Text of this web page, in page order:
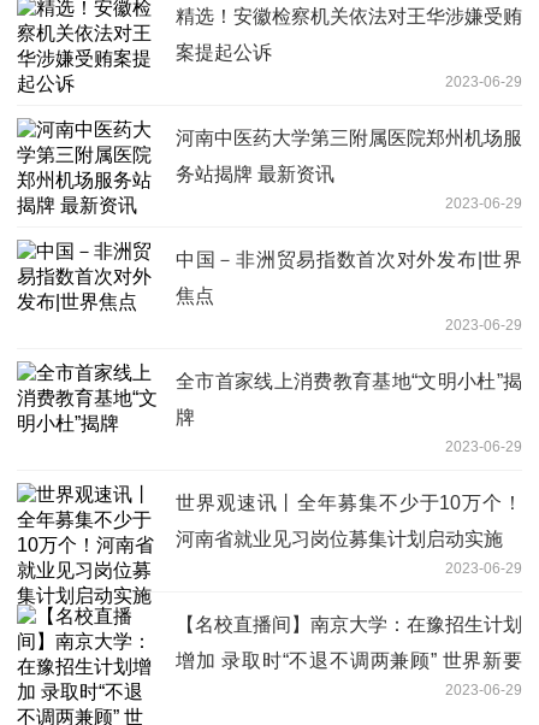
精选！安徽检察机关依法对王华涉嫌受贿
案提起公诉
2023-06-29
河南中医药大学第三附属医院郑州机场服
务站揭牌 最新资讯
2023-06-29
中国－非洲贸易指数首次对外发布|世界
焦点
2023-06-29
全市首家线上消费教育基地“文明小杜”揭
牌
2023-06-29
世界观速讯丨全年募集不少于10万个！
河南省就业见习岗位募集计划启动实施
2023-06-29
【名校直播间】南京大学：在豫招生计划
增加 录取时“不退不调两兼顾” 世界新要
2023-06-29